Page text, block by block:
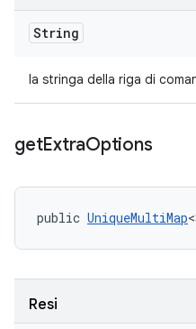
String
la stringa della riga di
getExtraOptions
public UniqueMultiMap
Resi